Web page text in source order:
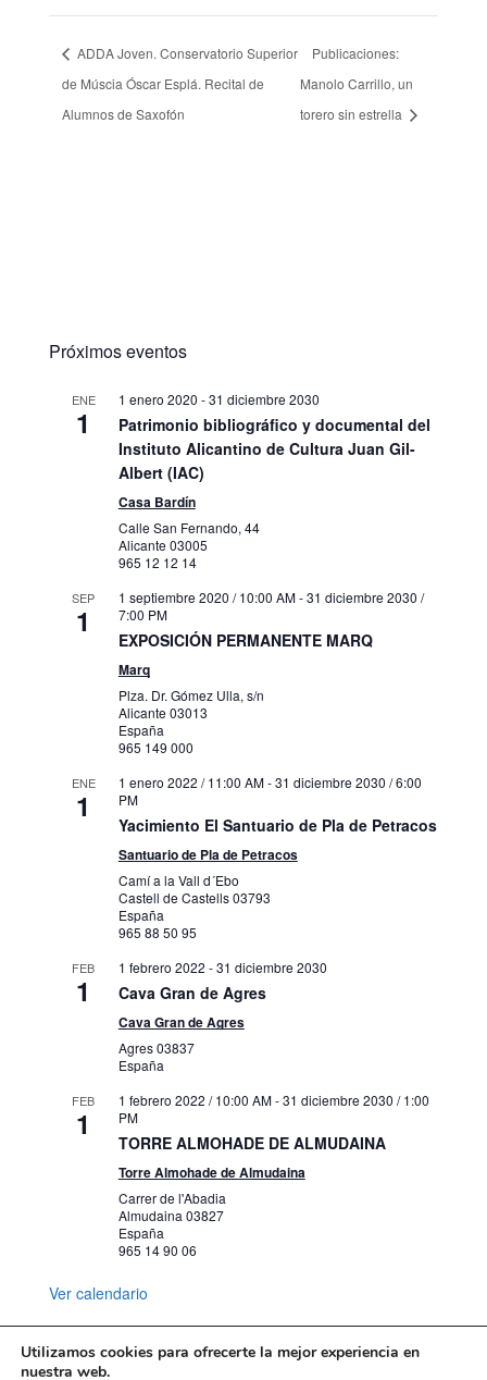
ADDA Joven. Conservatorio Superior
de Múscia Óscar Esplá. Recital de
Alumnos de Saxofón
Publicaciones:
Manolo Carrillo, un
torero sin estrella
Próximos eventos
ENE
1
1 enero 2020 -31 diciembre 2030
Patrimonio bibliográfico y documental del
Instituto Alicantino de Cultura Juan Gil-
Albert (IAC)
Casa Bardín
Calle San Fernando, 44
Alicante 03005
965 12 12 14
SEP
1
1 septiembre 2020 / 10:00 AM-31 diciembre 2030 /
7:00 PM
EXPOSICIÓN PERMANENTE MARQ
Marq
Plza. Dr. Gómez Ulla, s/n
Alicante 03013
España
965 149 000
ENE
1
1 enero 2022 / 11:00 AM-31 diciembre 2030 / 6:00
PM
Yacimiento El Santuario de Pla de Petracos
Santuario de Pla de Petracos
Camí a la Vall d´Ebo
Castell de Castells03793
España
965 88 50 95
FEB
1
1 febrero 2022 -31 diciembre 2030
Cava Gran de Agres
Cava Gran de Agres
Agres03837
España
FEB
1
1 febrero 2022 / 10:00 AM-31 diciembre 2030 / 1:00
PM
TORRE ALMOHADE DE ALMUDAINA
Torre Almohade de Almudaina
Carrer de l'Abadia
Almudaina 03827
España
965 14 90 06
Ver calendario
Utilizamos cookies para ofrecerte la mejor experiencia en
nuestra web.